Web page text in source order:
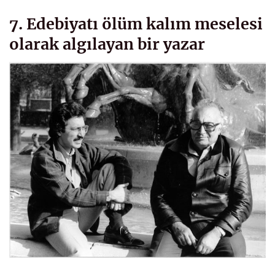
7. Edebiyatı ölüm kalım meselesi
olarak algılayan bir yazar